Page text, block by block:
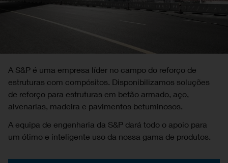
A S&P é uma empresa líder no campo do reforço de
estruturas com compósitos. Disponibilizamos soluções
de reforço para estruturas em betão armado, aço,
alvenarias, madeira e pavimentos betuminosos.
A equipa de engenharia da S&P dará todo o apoio para
um ótimo e inteligente uso da nossa gama de produtos.